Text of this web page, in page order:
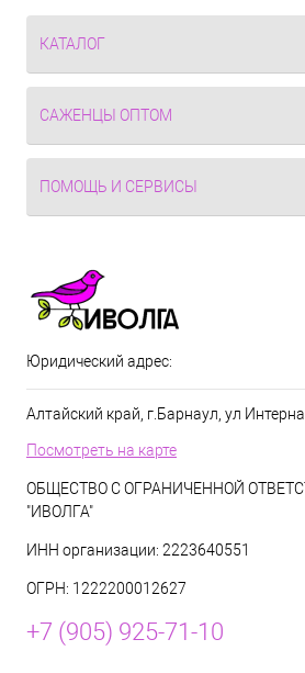
КАТАЛОГ
САЖЕНЦЫ ОПТОМ
ПОМОЩЬ И СЕРВИСЫ
Юридический адрес:
Алтайский край, г.Барнаул, ул
Посмотреть на карте
ОБЩЕСТВО С ОГРАНИЧЕННОЙ
"ИВОЛГА"
ИНН организации: 2223640551
ОГРН: 1222200012627
+7 (905) 925-71-10